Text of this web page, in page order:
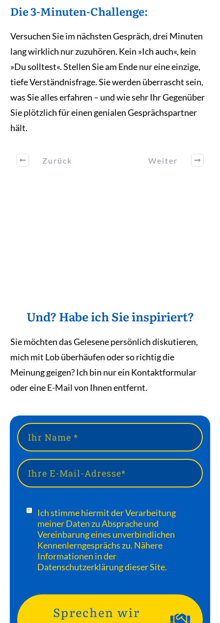
Die 3-Minuten-Challenge:
Versuchen Sie im nächsten Gespräch, drei Minuten
lang wirklich nur zuzuhören. Kein »Ich auch«, kein
»Du solltest«. Stellen Sie am Ende nur eine einzige,
tiefe Verständnisfrage. Sie werden überrascht sein,
was Sie alles erfahren – und wie sehr Ihr Gegenüber
Sie plötzlich für einen genialen Gesprächspartner
hält.
Zurück Weiter
Und? Habe ich Sie inspiriert?
Sie möchten das Gelesene persönlich diskutieren,
mich mit Lob überhäufen oder so richtig die
Meinung geigen? Ich bin nur ein Kontaktformular
oder eine E-Mail von Ihnen entfernt.
Ich stimme hiermit der Verarbeitung
meiner Daten zu Absprache und
Vereinbarung eines unverbindlichen
Kennenlerngesprächs zu. Nähere
Informationen in der
Datenschutzerklärung dieser Site.
Sprechen wir